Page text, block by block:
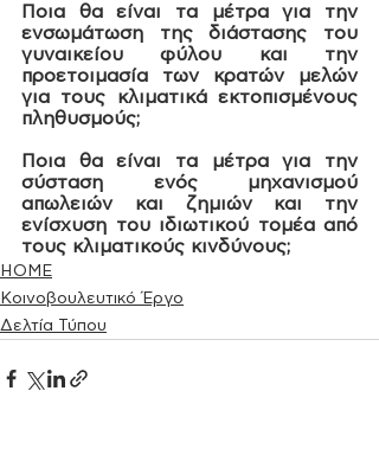
Ποια θα είναι τα μέτρα για την
ενσωμάτωση της διάστασης του
γυναικείου φύλου και την
προετοιμασία των κρατών μελών
για τους κλιματικά εκτοπισμένους
πληθυσμούς;
Ποια θα είναι τα μέτρα για την
σύσταση ενός μηχανισμού
απωλειών και ζημιών και την
ενίσχυση του ιδιωτικού τομέα από
τους κλιματικούς κινδύνους;
HOME
Κοινοβουλευτικό Έργο
Δελτία Τύπου